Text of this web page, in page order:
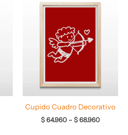
Cupido Cuadro Decorativo
$64.960 –$68.960
de